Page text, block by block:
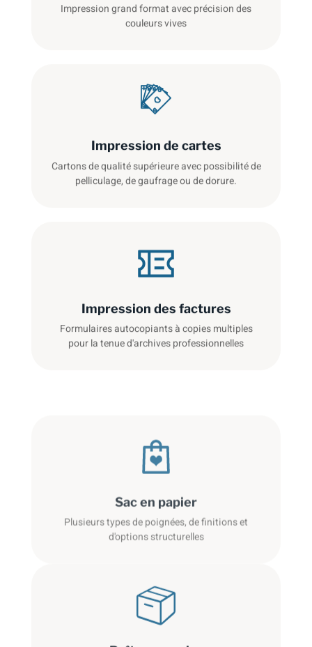
Impression grand format avec précision des
couleurs vives
Impression de cartes
Cartons de qualité supérieure avec possibilité de
pelliculage, de gaufrage ou de dorure.
Impression des factures
Formulaires autocopiants à copies multiples
pour la tenue d'archives professionnelles
Sac en papier
d'options structurelles